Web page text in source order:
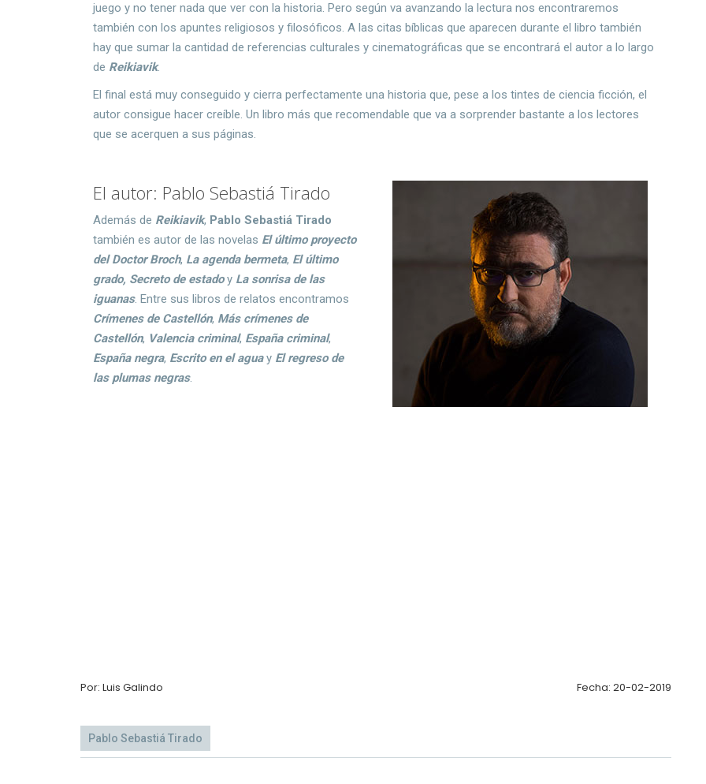
juego y no tener nada que ver con la historia. Pero según va avanzando la lectura nos encontraremos
también con los apuntes religiosos y filosóficos. A las citas bíblicas que aparecen durante el libro también
hay que sumar la cantidad de referencias culturales y cinematográficas que se encontrará el autor a lo largo
de Reikiavik.
El final está muy conseguido y cierra perfectamente una historia que, pese a los tintes de ciencia ficción, el
autor consigue hacer creíble. Un libro más que recomendable que va a sorprender bastante a los lectores
que se acerquen a sus páginas.
El autor: Pablo Sebastiá Tirado
Además de Reikiavik, Pablo Sebastiá Tirado
también es autor de las novelas El último proyecto
del Doctor Broch, La agenda bermeta, El último
grado, Secreto de estadoy La sonrisa de las
iguanas. Entre sus libros de relatos encontramos
Crímenes de Castellón, Más crímenes de
Castellón, Valencia criminal, España criminal,
España negra, Escrito en el aguay El regreso de
las plumas negras.
Por: Luis Galindo Fecha: 20-02-2019
Pablo Sebastiá Tirado